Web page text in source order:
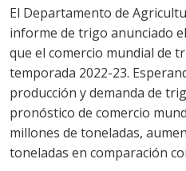
El Departamento de
informe de trigo anunciado
que el comercio mundial de
temporada 2022-23.
producción y demanda de
pronóstico de comercio
millones de toneladas,
toneladas en comparación